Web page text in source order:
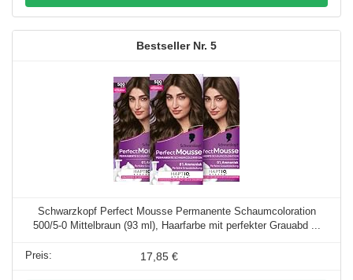
5
Schwarzkopf Perfect Mousse Permanente Schaumcoloration
500/5-0 Mittelbraun (93 ml), Haarfarbe mit perfekter Grauabd ...
17,85 €